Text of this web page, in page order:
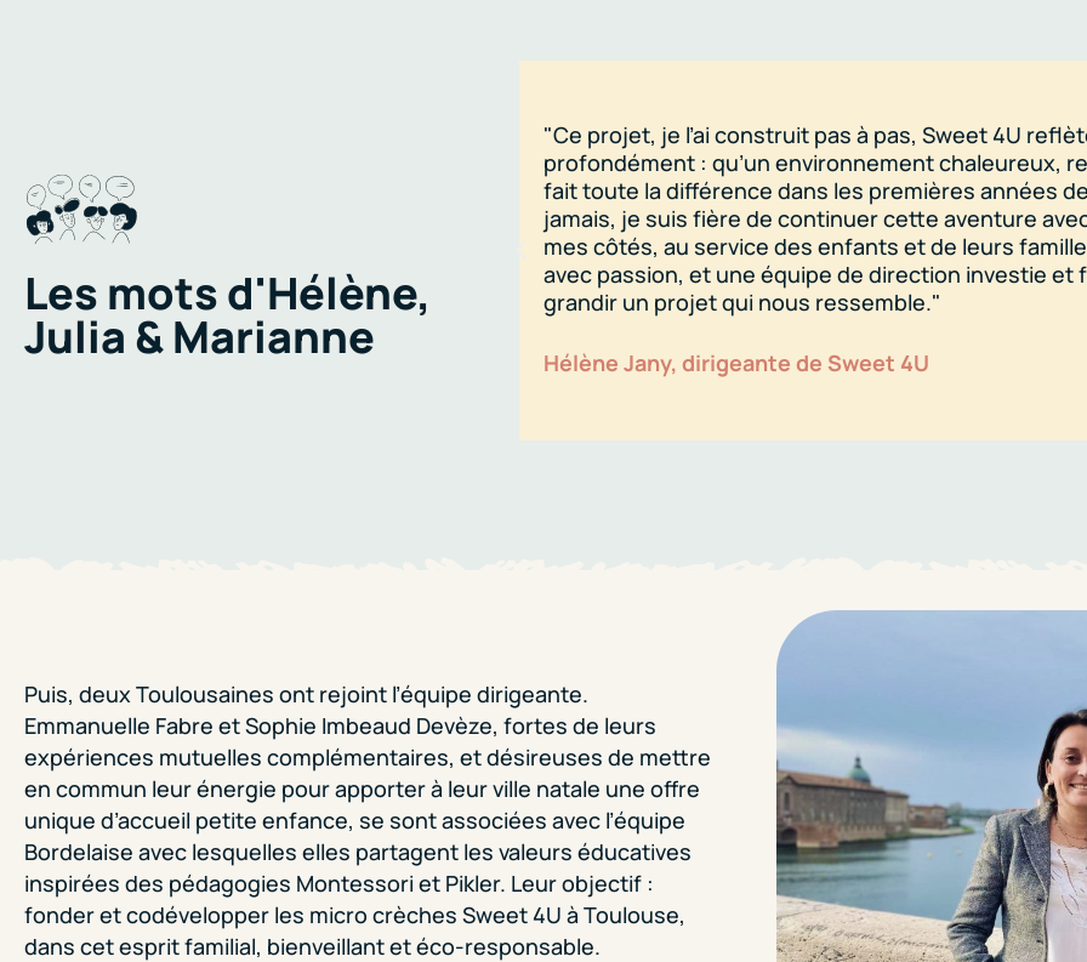
Les mots d'Hélène,
Julia & Marianne
"Ce projet, je l’ai construit pas à pas, Sweet 4U
profondément : qu’un environnement chaleureux,
fait toute la différence dans les premières années
jamais, je suis fière de continuer cette aventure
mes côtés, au service des enfants et de leurs
avec passion, et une équipe de direction investie et
grandir un projet qui nous ressemble."
Hélène Jany, dirigeante de Sweet 4U
Puis, deux Toulousaines ont rejoint l’équipe dirigeante.
Emmanuelle Fabre et Sophie Imbeaud Devèze, fortes de leurs
expériences mutuelles complémentaires, et désireuses de mettre
en commun leur énergie pour apporter à leur ville natale une offre
unique d’accueil petite enfance, se sont associées avec l’équipe
Bordelaise avec lesquelles elles partagent les valeurs éducatives
inspirées des pédagogies Montessori et Pikler. Leur objectif :
fonder et codévelopper les micro crèches Sweet 4U à Toulouse,
dans cet esprit familial, bienveillant et éco-responsable.